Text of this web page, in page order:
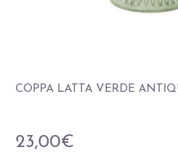
COPPA LATTA VERDE
23,00€